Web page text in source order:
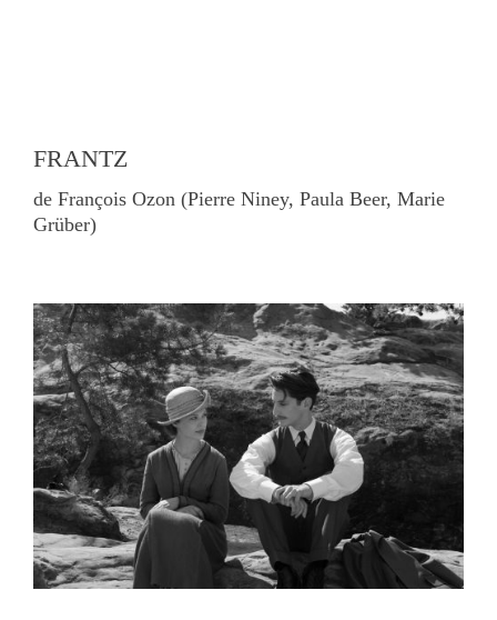
FRANTZ
de François Ozon (Pierre Niney, Paula Beer, Marie
Grüber)